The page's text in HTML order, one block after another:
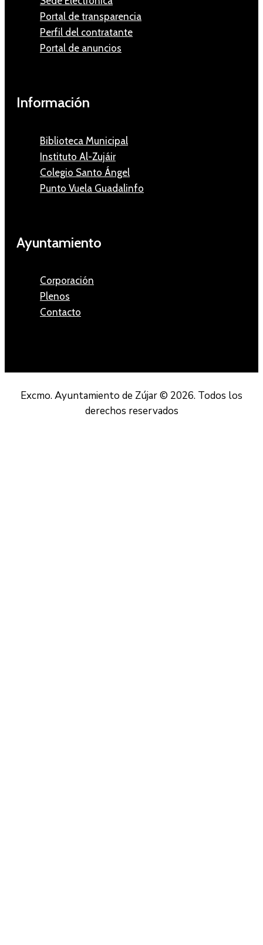
Portal de transparencia
Perfil del contratante
Portal de anuncios
Información
Biblioteca Municipal
Instituto Al-Zujáir
Colegio Santo Ángel
Punto Vuela Guadalinfo
Ayuntamiento
Corporación
Plenos
Contacto
Excmo. Ayuntamiento de Zújar © 2026. Todos los
derechos reservados